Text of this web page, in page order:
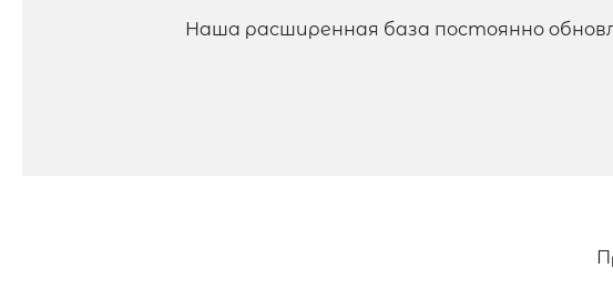
Наша расширенная база постоянно